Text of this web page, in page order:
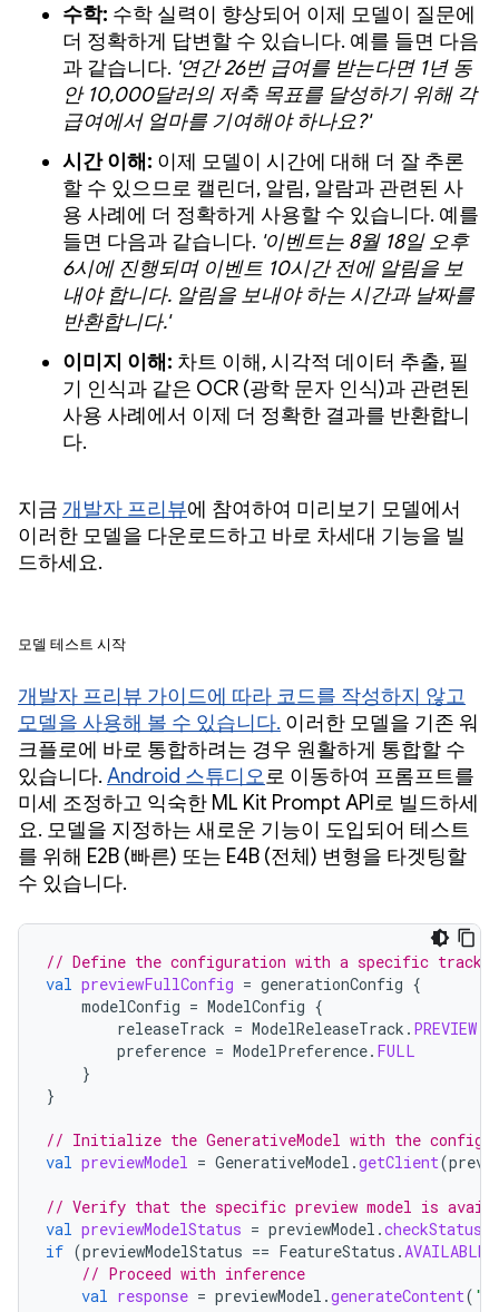
수학: 수학 실력이 향상되어 이제 모델이 질문에
더 정확하게 답변할 수 있습니다. 예를 들면 다음
과 같습니다. '연간 26번 급여를 받는다면 1년 동
안 10,000달러의 저축 목표를 달성하기 위해 각
급여에서 얼마를 기여해야 하나요?'
시간 이해: 이제 모델이 시간에 대해 더 잘 추론
할 수 있으므로 캘린더, 알림, 알람과 관련된 사
용 사례에 더 정확하게 사용할 수 있습니다. 예를
들면 다음과 같습니다. '이벤트는 8월 18일 오후
6시에 진행되며 이벤트 10시간 전에 알림을 보
내야 합니다. 알림을 보내야 하는 시간과 날짜를
반환합니다.'
이미지 이해: 차트 이해, 시각적 데이터 추출, 필
기 인식과 같은 OCR (광학 문자 인식)과 관련된
사용 사례에서 이제 더 정확한 결과를 반환합니
다.
지금 개발자 프리뷰에 참여하여 미리보기 모델에서
이러한 모델을 다운로드하고 바로 차세대 기능을 빌
드하세요.
모델 테스트 시작
개발자 프리뷰 가이드에 따라 코드를 작성하지 않고
모델을 사용해 볼 수 있습니다. 이러한 모델을 기존 워
크플로에 바로 통합하려는 경우 원활하게 통합할 수
있습니다. Android 스튜디오로 이동하여 프롬프트를
미세 조정하고 익숙한 ML Kit Prompt API로 빌드하세
요. 모델을 지정하는 새로운 기능이 도입되어 테스트
를 위해 E2B (빠른) 또는 E4B (전체) 변형을 타겟팅할
수 있습니다.
// Define the configuration with a specific track
val previewFullConfig = generationConfig {
modelConfig = ModelConfig {
releaseTrack = ModelReleaseTrack . PREVIEW
preference = ModelPreference. FULL
}
}
// Initialize the GenerativeModel with the
val previewModel = GenerativeModel .getClient(
// Verify that the specific preview model is
val previewModelStatus = previewModel .checkStatus
if (previewModelStatus == FeatureStatus . AVAILABLE
// Proceed with inference
val response = previewModel .generateContent( "If